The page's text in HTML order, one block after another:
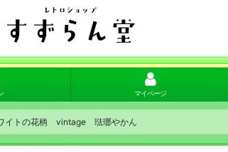
マイページ
イトの花柄 vintage 琺瑯やかん